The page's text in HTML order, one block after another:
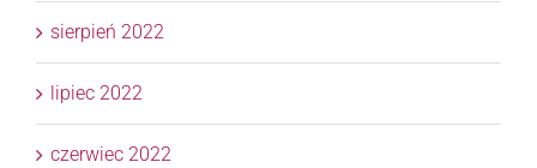
sierpień 2022
lipiec 2022
czerwiec 2022